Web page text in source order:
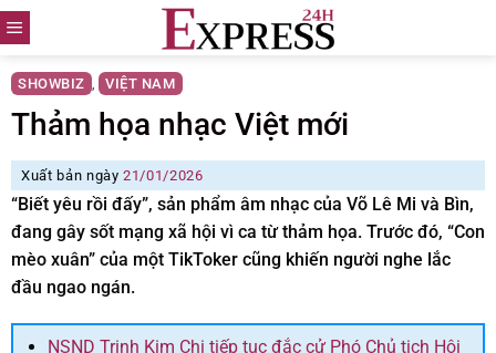
Skip
to
content
SHOWBIZ , VIỆT NAM
Thảm họa nhạc Việt mới
Xuất bản ngày21/01/2026
“Biết yêu rồi đấy”, sản phẩm âm nhạc của Võ Lê Mi và Bìn,
đang gây sốt mạng xã hội vì ca từ thảm họa. Trước đó, “Con
mèo xuân” của một TikToker cũng khiến người nghe lắc
đầu ngao ngán.
NSND Trịnh Kim Chi tiếp tục đắc cử Phó Chủ tịch Hội